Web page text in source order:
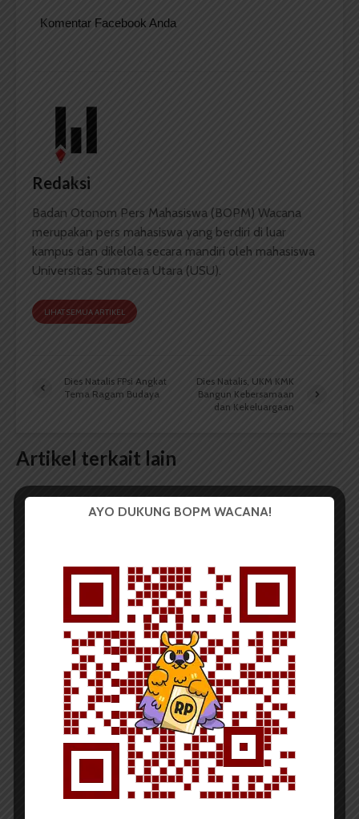
Komentar Facebook Anda
Redaksi
Badan Otonom Pers Mahasiswa (BOPM) Wacana
merupakan pers mahasiswa yang berdiri di luar
kampus dan dikelola secara mandiri oleh mahasiswa
Universitas Sumatera Utara (USU).
LIHAT SEMUA ARTIKEL
Dies Natalis FPsi Angkat
Tema Ragam Budaya
Dies Natalis, UKM KMK
Bangun Kebersamaan
dan Kekeluargaan
Artikel terkait lain
USU Raih Juara pada Festival
Literasi Sumatera Utara 2026
Dark Mode | Moda Gelap
Oleh: Iyusarah Pakpahan USU, wacana.org – Dua...
Redaksi 2 menit waktu baca
Dua Mahasiswa Etnomusikologi
AYO DUKUNG BOPM WACANA!